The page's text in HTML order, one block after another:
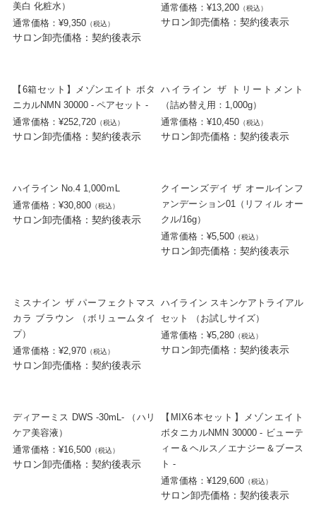
美白 化粧水）
通常価格：¥9,350（税込）
サロン卸売価格：契約後表示
通常価格：¥13,200 （税込）
サロン卸売価格：契約後表示
【6箱セット】メゾンエイト ボタ
ニカルNMN 30000 - ペアセット -
通常価格：¥252,720（税込）
サロン卸売価格：契約後表示
ハイライン ザ トリートメント
（詰め替え用：1,000g）
通常価格：¥10,450 （税込）
サロン卸売価格：契約後表示
ハイライン No.4 1,000ｍL
通常価格：¥30,800（税込）
サロン卸売価格：契約後表示
クイーンズデイ ザ オールインフ
ァンデーション01（リフィル オー
クル/16g）
通常価格：¥5,500 （税込）
サロン卸売価格：契約後表示
ミスナイン ザ パーフェクトマス
カラ ブラウン （ボリュームタイ
プ）
通常価格：¥2,970（税込）
サロン卸売価格：契約後表示
ハイライン スキンケアトライアル
セット （お試しサイズ）
通常価格：¥5,280 （税込）
サロン卸売価格：契約後表示
ディアーミス DWS -30mL- （ハリ
ケア美容液）
通常価格：¥16,500（税込）
サロン卸売価格：契約後表示
【MIX6本セット】メゾンエイト
ボタニカルNMN 30000 - ビューテ
ィー＆ヘルス／エナジー＆ブース
ト -
通常価格：¥129,600 （税込）
サロン卸売価格：契約後表示